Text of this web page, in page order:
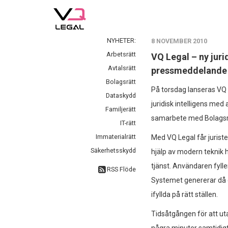
NYHETER:
Arbetsrätt
Avtalsrätt
Bolagsrätt
Dataskydd
Familjerätt
IT-rätt
Immaterialrätt
Säkerhetsskydd
RSS Flöde
8 NOVEMBER 2010
VQ Legal – ny
På torsdag lanseras
juridisk intelligens med
samarbete med
Med VQ Legal får
hjälp av modern teknik
tjänst. Användaren
Systemet genererar
ifyllda på rätt ställen.
Tidsåtgången för att